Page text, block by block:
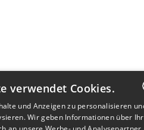
DUTCH
verwendet Cookies.
und Anzeigen zu personalisieren
Wir geben Informationen über